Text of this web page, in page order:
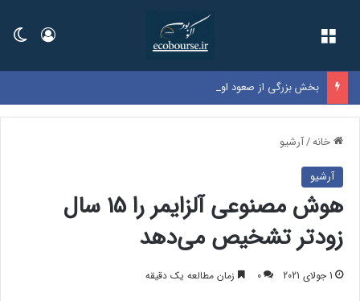
ورود
بخش بزرگی از صعود اولیه بورس از دست رفت
خانه/آرشیو
آرشیو
هوش مصنوعی آلزایمر را 15 سال
زودتر تشخیص می‌دهد
1 جولای 2021 0 زمان مطالعه یک دقیقه